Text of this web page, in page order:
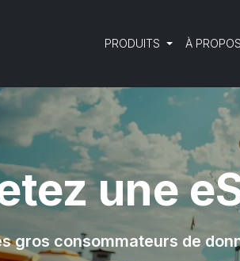
PRODUITS À
une
gros consommateurs de